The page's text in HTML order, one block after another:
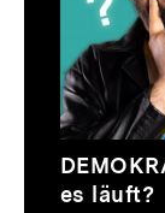
Video
Dauer
8
es läuft?